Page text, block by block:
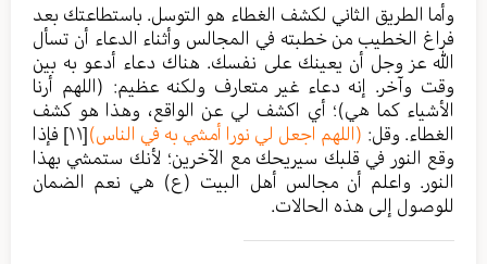
وأما الطريق الثاني لكشف الغطاء هو التوسل. باستطاعتك بعد
فراغ الخطيب من خطبته في المجالس وأثناء الدعاء أن تسأل
الله عز وجل أن يعينك على نفسك. هناك دعاء أدعو به بين
وقت وآخر. إنه دعاء غير متعارف ولكنه عظيم: (اللهم أرنا
الأشياء كما هي)؛ أي اكشف لي عن الواقع، وهذا هو كشف
الغطاء. وقل: (اللهم اجعل لي نورا أمشي به في الناس)[١١]
فإذا
وقع النور في قلبك سيريحك مع الآخرين؛ لأنك ستمشي بهذا
النور. واعلم أن مجالس أهل البيت (ع) هي نعم الضمان
للوصول إلى هذه الحالات.